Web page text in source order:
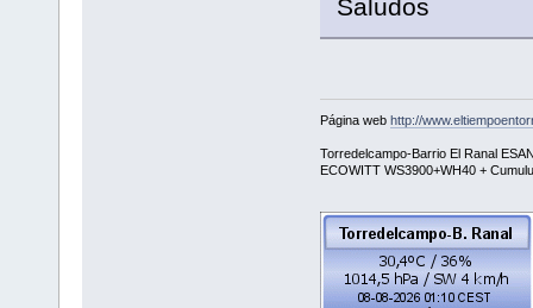
Saludos
Página web http://
Torredelcampo-Barrio El Ranal
ECOWITT WS3900+WH40 +